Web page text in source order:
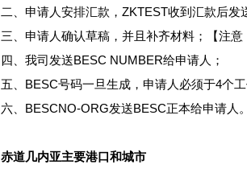
二、申请人安排汇款，ZKTEST收到汇款后发
三、申请人确认草稿，并且补齐材料；【注
四、我司发送BESC NUMBER给申请人；
五、BESC号码一旦生成，申请人必须于4个
六、BESCNO-ORG发送BESC正本给申请人。
赤道几内亚主要港口和城市